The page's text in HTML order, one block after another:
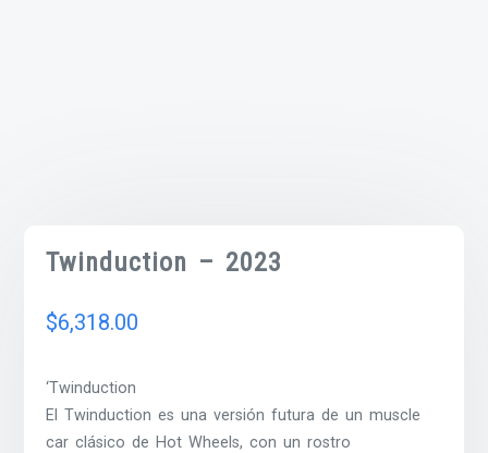
Twinduction – 2023
$6,318.00
‘Twinduction
El Twinduction es una versión futura de un muscle
car clásico de Hot Wheels, con un rostro